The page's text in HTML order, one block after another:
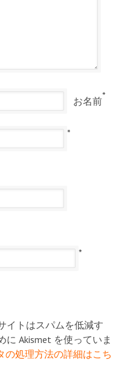
お名前*
*
*
イトはスパムを低減す
に Akismet を使っていま
の処理方法の詳細はこち